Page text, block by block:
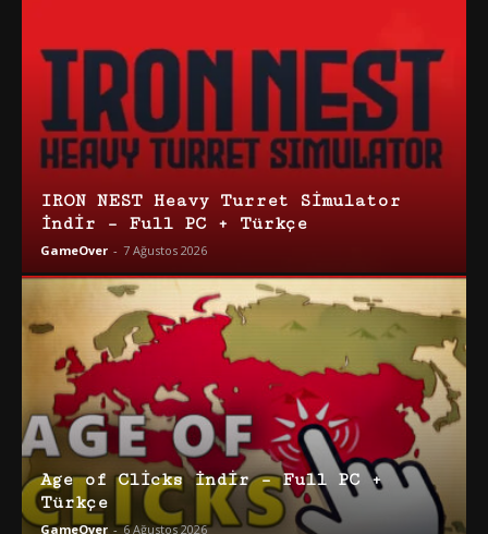
IRON NEST Heavy Turret Simulator
İndir – Full PC + Türkçe
GameOver - 7 Ağustos 2026
Age of Clicks İndir – Full PC +
Türkçe
GameOver - 6 Ağustos 2026